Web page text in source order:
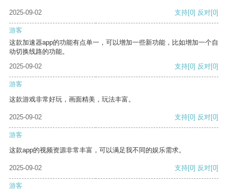
2025-09-02 支持[0] 反对[0]
游客
这款加速器app的功能有点单一，可以增加一些新功能，比如增加一个自
动切换线路的功能。
2025-09-02
支持[0] 反对[0]
游客
这款游戏非常好玩，画面精美，玩法丰富。
2025-09-02 支持[0] 反对[0]
游客
这款app的视频资源非常丰富，可以满足我不同的娱乐需求。
2025-09-02 支持[0] 反对[0]
游客